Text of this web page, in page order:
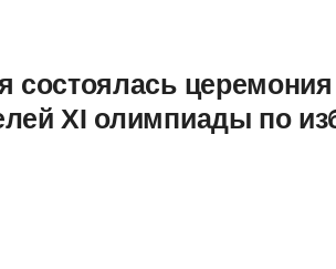
состоялась
XI олимпиады по